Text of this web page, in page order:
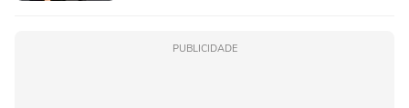
PUBLICIDADE